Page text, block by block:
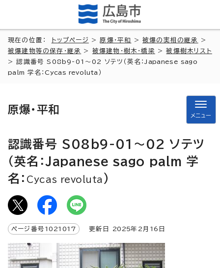
現在の位置： トップページ >原爆・平和 >被爆の実相の継承
>
被爆建物等の保存・継承
> 被爆建物・樹木・橋梁 >被爆樹木リスト
> 認識番号 S08b9-01～02 ソテツ（英名： Japanese sago
palm 学名：Cycas revoluta ）
原爆・平和
メニュー
認識番号 S08b9-01～02 ソテツ
（英名： Japanese sago palm 学
名： Cycas revoluta ）
ページ番号 1021017 更新日 2025年2月 16 日